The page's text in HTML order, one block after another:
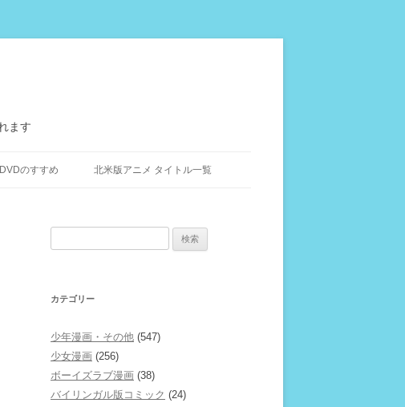
ます
のすすめ 北米版アニメ タイトル一覧
カテゴリー
少年漫画・その他 (547)
少女漫画 (256)
ボーイズラブ漫画 (38)
バイリンガル版コミック (24)